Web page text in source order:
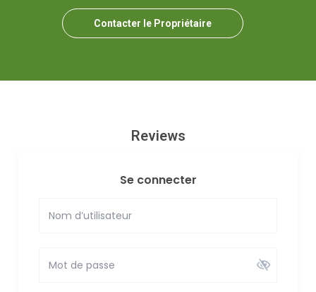
Contacter le Propriétaire
Reviews
Se connecter